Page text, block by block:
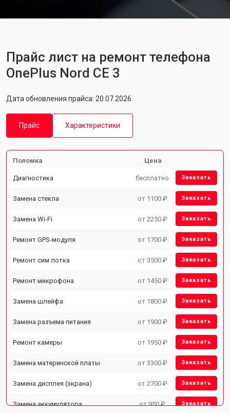
Прайс лист на ремонт телефона
OnePlus Nord CE 3
Дата обновления прайса: 20.07.2026
Прайс Характеристики
Поломка Цена
Диагностика бесплатно Заказать
Замена стекла от 1100 ₽ Заказать
Замена Wi-Fi от 2250 ₽ Заказать
Ремонт GPS-модуля от 1700 ₽ Заказать
Ремонт сим лотка от 3500 ₽ Заказать
Ремонт микрофона от 1450 ₽ Заказать
Замена шлейфа от 1800 ₽ Заказать
Замена разъема питания от 1900 ₽ Заказать
Ремонт камеры от 1950 ₽ Заказать
Замена материнской платы от 3300 ₽ Заказать
Замена дисплея (экрана) от 2700 ₽ Заказать
Замена аккумулятора от 950 ₽ Заказать